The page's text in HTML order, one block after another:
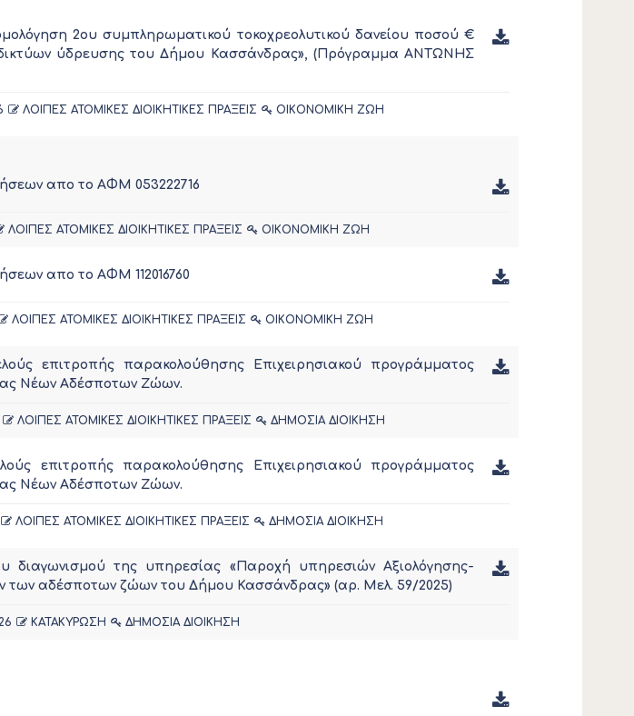
2ου συμπληρωματικού τοκοχρεολυτικού δανείου ποσού €
ύδρευσης του Δήμου Κασσάνδρας», (Πρόγραμμα AΝΤΩΝΗΣ
ΛΟΙΠΕΣ ΑΤΟΜΙΚΕΣ ΔΙΟΙΚΗΤΙΚΕΣ ΠΡΑΞΕΙΣ ΟΙΚΟΝΟΜΙΚΗ ΖΩΗ
απο το ΑΦΜ 053222716
ΛΟΙΠΕΣ ΑΤΟΜΙΚΕΣ ΔΙΟΙΚΗΤΙΚΕΣ ΠΡΑΞΕΙΣ ΟΙΚΟΝΟΜΙΚΗ ΖΩΗ
απο το ΑΦΜ 112016760
ΛΟΙΠΕΣ ΑΤΟΜΙΚΕΣ ΔΙΟΙΚΗΤΙΚΕΣ ΠΡΑΞΕΙΣ ΟΙΚΟΝΟΜΙΚΗ ΖΩΗ
επιτροπής παρακολούθησης Επιχειρησιακού προγράμματος
Νέων Αδέσποτων Ζώων.
ΛΟΙΠΕΣ ΑΤΟΜΙΚΕΣ ΔΙΟΙΚΗΤΙΚΕΣ ΠΡΑΞΕΙΣ ΔΗΜΟΣΙΑ ΔΙΟΙΚΗΣΗ
επιτροπής παρακολούθησης Επιχειρησιακού προγράμματος
Νέων Αδέσποτων Ζώων.
ΛΟΙΠΕΣ ΑΤΟΜΙΚΕΣ ΔΙΟΙΚΗΤΙΚΕΣ ΠΡΑΞΕΙΣ ΔΗΜΟΣΙΑ ΔΙΟΙΚΗΣΗ
διαγωνισμού της υπηρεσίας «Παροχή υπηρεσιών Αξιολόγησης-
των αδέσποτων ζώων του Δήμου Κασσάνδρας» (αρ. Μελ. 59/2025)
ΚΑΤΑΚΥΡΩΣΗ ΔΗΜΟΣΙΑ ΔΙΟΙΚΗΣΗ